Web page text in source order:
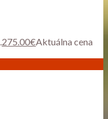
275.00€Aktuálna cena